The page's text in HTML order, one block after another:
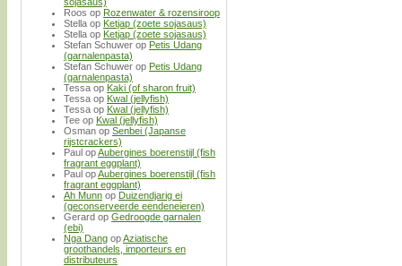
Roos op Rozenwater & rozensiroop
Stella op Ketjap (zoete sojasaus)
Stella op Ketjap (zoete sojasaus)
Stefan Schuwer op Petis Udang
(garnalenpasta)
Stefan Schuwer op Petis Udang
(garnalenpasta)
Tessa op Kaki (of sharon fruit)
Tessa op Kwal (jellyfish)
Tessa op Kwal (jellyfish)
Tee op Kwal (jellyfish)
Osman op Senbei (Japanse
rijstcrackers)
Paul opAubergines boerenstijl (fish
fragrant eggplant)
Paul opAubergines boerenstijl (fish
fragrant eggplant)
Ah Munn op Duizendjarig ei
(geconserveerde eendeneieren)
Gerard op Gedroogde garnalen
(ebi)
Nga Dang opAziatische
groothandels, importeurs en
distributeurs